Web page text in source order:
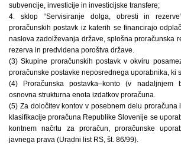
subvencije, investicije in investicijske transfere;
4. sklop “Servisiranje dolga, obresti in
proračunskih postavk iz katerih se financirajo
naslova zadolževanja države, splošna proračunska
rezerva in predvidena poroštva države.
(3) Skupine proračunskih postavk v okviru
proračunske postavke neposrednega uporabnika, ki
(4) Proračunska postavka–konto (v nadaljnjem
osnovna strukturna enota izdatkov proračuna.
(5) Za določitev kontov v posebnem delu proračuna
klasifikacije proračuna Republike Slovenije se
kontnem načrtu za proračun, proračunske
javnega prava (Uradni list RS, št. 86/99).